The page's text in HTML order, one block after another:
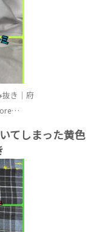
抜き｜府
てしまった黄色